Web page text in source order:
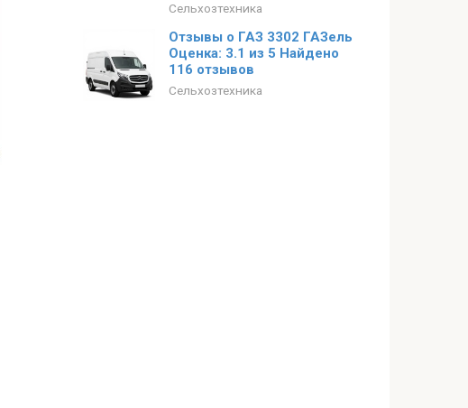
Сельхозтехника
Отзывы о ГАЗ 3302 ГАЗель
Оценка: 3.1 из 5 Найдено
116 отзывов
Сельхозтехника